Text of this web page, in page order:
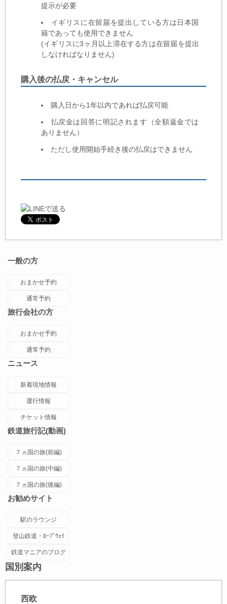
提示が必要
イギリスに在留届を提出している方は日本国
籍であっても使用できません
(イギリスに3ヶ月以上滞在する方は在留届を提出
しなければなりません)
購入後の払戻・キャンセル
購入日から1年以内であれば払戻可能
払戻金は回答に明記されます（全額返金では
ありません）
ただし使用開始手続き後の払戻はできません
一般の方
おまかせ予約
通常予約
旅行会社の方
おまかせ予約
通常予約
ニュース
新着現地情報
運行情報
チケット情報
鉄道旅行記(動画)
７ヵ国の旅(前編)
７ヵ国の旅(中編)
７ヵ国の旅(後編)
お勧めサイト
駅のラウンジ
登山鉄道・ﾛｰﾌﾟｳｪｲ
鉄道マニアのブログ
国別案内
西欧